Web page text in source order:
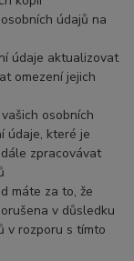
údajů na
údaje aktualizovat
omezení jejich
osobních
údaje, které je
zpracovávat
máte za to, že
v důsledku
v rozporu s tímto